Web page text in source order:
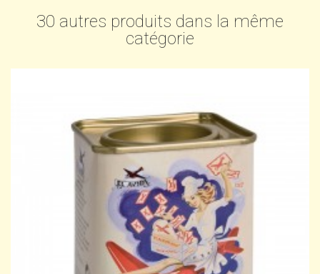
30 autres produits dans la même
catégorie